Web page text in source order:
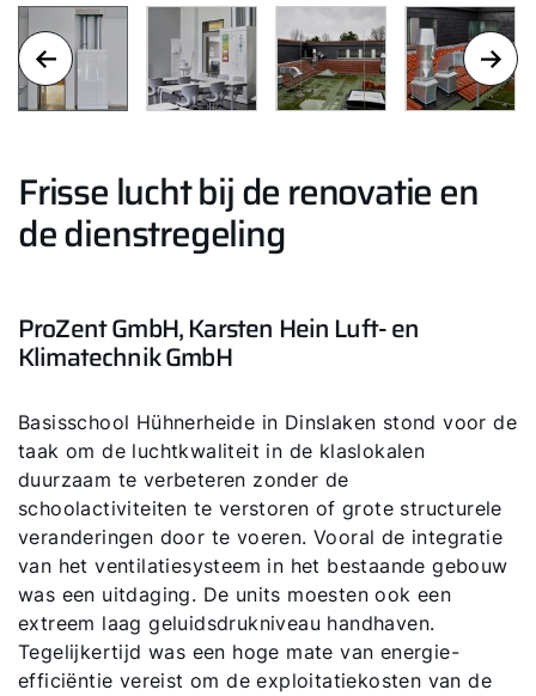
Frisse lucht bij de renovatie en
de dienstregeling
ProZent GmbH, Karsten Hein Luft- en
Klimatechnik GmbH
Basisschool Hühnerheide in Dinslaken stond voor de
taak om de luchtkwaliteit in de klaslokalen
duurzaam te verbeteren zonder de
schoolactiviteiten te verstoren of grote structurele
veranderingen door te voeren. Vooral de integratie
van het ventilatiesysteem in het bestaande gebouw
was een uitdaging. De units moesten ook een
extreem laag geluidsdrukniveau handhaven.
Tegelijkertijd was een hoge mate van energie-
efficiëntie vereist om de exploitatiekosten van de